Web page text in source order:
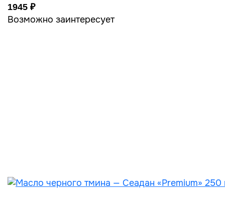
1945 ₽
Возможно заинтересует